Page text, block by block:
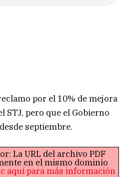
por el 10% de mejora
STJ, pero que el Gobierno
septiembre.
La URL del archivo PDF
en el mismo dominio
aquí para más información